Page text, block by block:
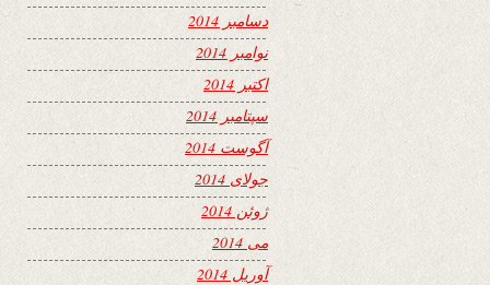
دسامبر 2014
نوامبر 2014
اکتبر 2014
سپتامبر 2014
آگوست 2014
جولای 2014
ژوئن 2014
می 2014
آوریل 2014